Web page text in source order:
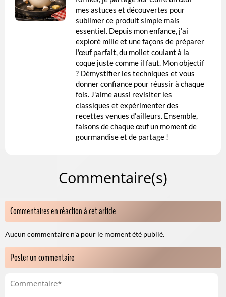
mes astuces et découvertes pour
sublimer ce produit simple mais
essentiel. Depuis mon enfance, j'ai
exploré mille et une façons de préparer
l'œuf parfait, du mollet coulant à la
coque juste comme il faut. Mon objectif
? Démystifier les techniques et vous
donner confiance pour réussir à chaque
fois. J'aime aussi revisiter les
classiques et expérimenter des
recettes venues d'ailleurs. Ensemble,
faisons de chaque œuf un moment de
gourmandise et de partage !
Commentaire(s)
Commentaires en réaction à cet article
Aucun commentaire n'a pour le moment été publié.
Poster un commentaire